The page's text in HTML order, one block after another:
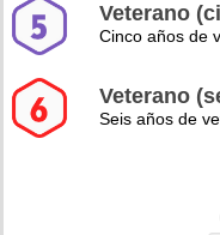
Veterano
Cinco años de
Veterano
Seis años de